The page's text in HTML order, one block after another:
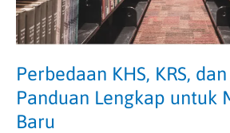
Perbedaan KHS, KRS, dan
Panduan Lengkap untuk
Baru
Baru